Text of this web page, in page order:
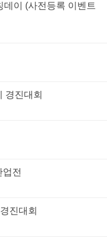
이 (사전등록 이벤트
경진대회
업전
진대회